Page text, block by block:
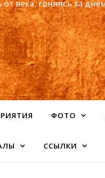
от века, гоняясь за
ФОТО
ССЫЛКИ